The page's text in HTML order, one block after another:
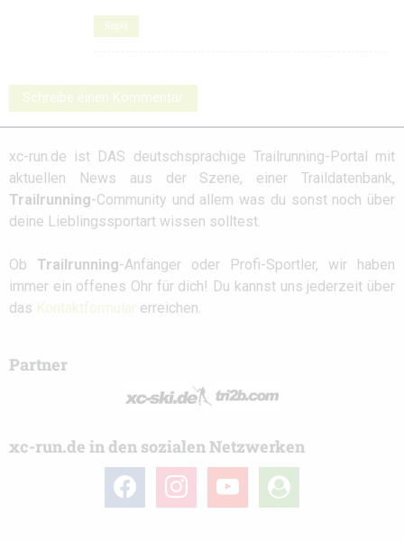
Reply
Schreibe einen Kommentar
xc-run.de ist DAS deutschsprachige Trailrunning-Portal mit
aktuellen News aus der Szene, einer Traildatenbank,
Trailrunning-Community und allem was du sonst noch über
deine Lieblingssportart wissen solltest.
Ob Trailrunning-Anfänger oder Profi-Sportler, wir haben
immer ein offenes Ohr für dich! Du kannst uns jederzeit über
das Kontaktformular erreichen.
Partner
xc-run.de in den sozialen Netzwerken
facebook instagramyoutube
user-
circle